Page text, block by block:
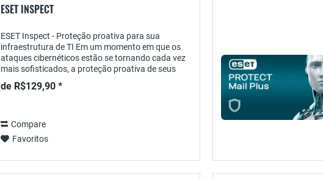
ESET INSPECT
ESET Inspect - Proteção proativa para sua
infraestrutura de TI Em um momento em que os
ataques cibernéticos estão se tornando cada vez
mais sofisticados, a proteção proativa de seus
sistemas de TI é essencial. O ESET Inspect oferece
uma...
de R$129,90 *
Compare
Favoritos